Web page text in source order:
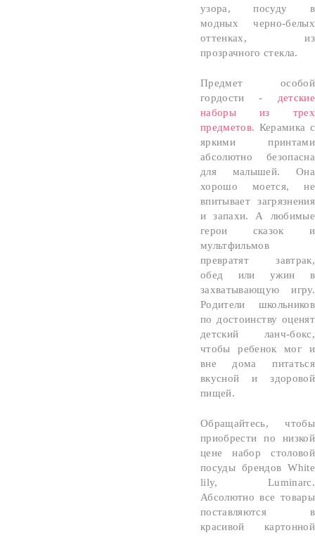
узора, посуду в
модных черно-белых
оттенках, из
прозрачного стекла.
Предмет особой
гордости - детские
наборы из трех
предметов. Керамика с
яркими принтами
абсолютно безопасна
для малышей. Она
хорошо моется, не
впитывает загрязнения
и запахи. А любимые
герои сказок и
мультфильмов
превратят завтрак,
обед или ужин в
захватывающую игру.
Родители школьников
по достоинству оценят
детский ланч-бокс,
чтобы ребенок мог и
вне дома питаться
вкусной и здоровой
пищей.
Обращайтесь, чтобы
приобрести по низкой
цене набор столовой
посуды брендов White
lily, Luminarc.
Абсолютно все товары
поставляются в
красивой картонной